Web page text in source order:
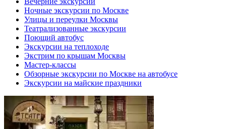
Ночные экскурсии по Москве
Улицы и переулки Москвы
Театрализованные экскурсии
Поющий автобус
Экскурсии на теплоходе
Экстрим по крышам Москвы
Мастер-классы
Обзорные экскурсии по Москве на автобусе
Экскурсии на майские праздники